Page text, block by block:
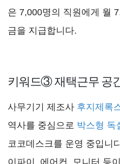
은 7,000명의 직원에게 월
금을 지급합니다.
키워드③ 재택근무 공
사무기기 제조사 후지제록
역사를 중심으로 박스형 독
코코데스크를 운영 중입니